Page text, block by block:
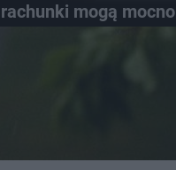
rachunki mogą mocno